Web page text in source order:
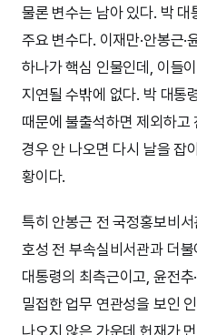
물론 변수는 남아 있다. 박
주요 변수다. 이재만·안봉근
하나가 핵심 인물인데, 이들
지연될 수밖에 없다. 박 대통
때문에 불출석하면 제외하
경우 안 나오면 다시 날을 잡
황이다.
특히 안봉근 전 국정홍보비
호성 전 부속실비서관과 더
대통령의 최측근이고, 윤전
밀접한 업무 연관성을 보인
나오지 않은 가운데 헌재가